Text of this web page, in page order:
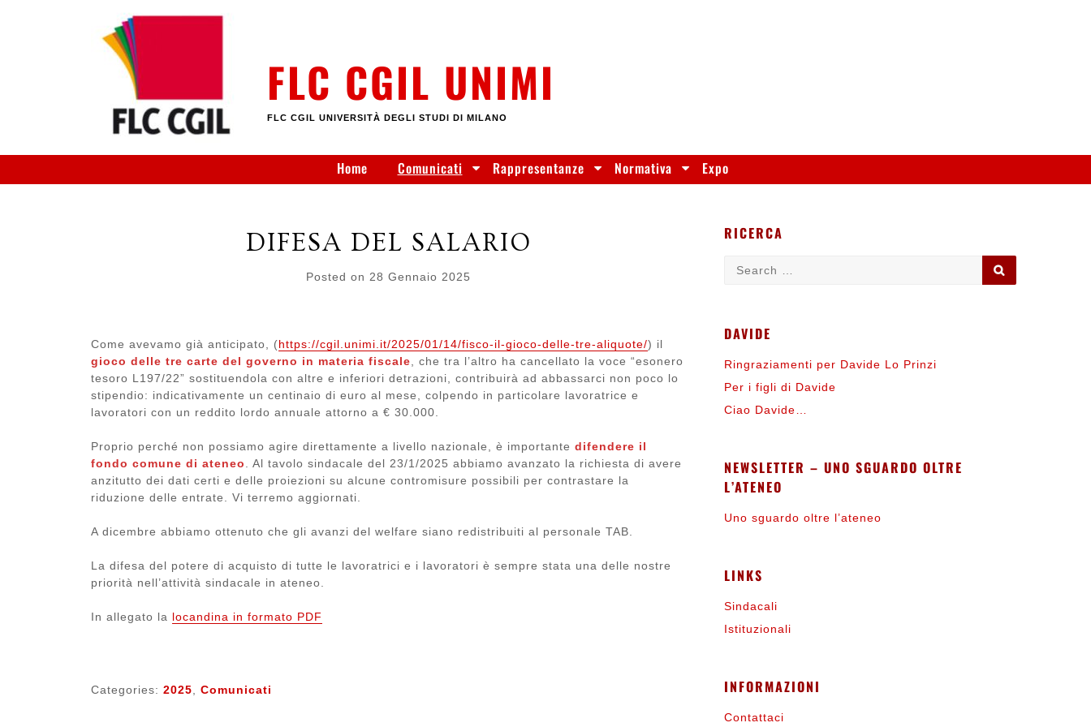
FLC CGIL UNIMI
FLC CGIL UNIVERSITÀ DEGLI STUDI DI MILANO
Home Comunicati Rappresentanze Normativa Expo
DIFESA DEL SALARIO
Posted on 28 Gennaio 2025
Come avevamo già anticipato, (https://cgil.unimi.it/2025/01/14/fisco-il-gioco-delle-tre-aliquote/) il
gioco delle tre carte del governo in materia fiscale , che tra l’altro ha cancellato la voce “esonero
tesoro L197/22” sostituendola con altre e inferiori detrazioni, contribuirà ad abbassarci non poco lo
stipendio: indicativamente un centinaio di euro al mese, colpendo in particolare lavoratrice e
lavoratori con un reddito lordo annuale attorno a € 30.000.
Proprio perché non possiamo agire direttamente a livello nazionale, è importante difendere il
fondo comune di ateneo
. Al tavolo sindacale del 23/1/2025 abbiamo avanzato la richiesta di avere
anzitutto dei dati certi e delle proiezioni su alcune contromisure possibili per contrastare la
riduzione delle entrate. Vi terremo aggiornati.
A dicembre abbiamo ottenuto che gli avanzi del welfare siano redistribuiti al personale TAB.
La difesa del potere di acquisto di tutte le lavoratrici e i lavoratori è sempre stata una delle nostre
priorità nell’attività sindacale in ateneo.
In allegato la locandina in formato PDF
Categories: 2025 Comunicati
RICERCA
DAVIDE
Ringraziamenti per Davide Lo Prinzi
Per i figli di Davide
Ciao Davide…
NEWSLETTER – UNO SGUARDO OLTRE
L’ATENEO
Uno sguardo oltre l’ateneo
LINKS
Sindacali
Istituzionali
INFORMAZIONI
Contattaci